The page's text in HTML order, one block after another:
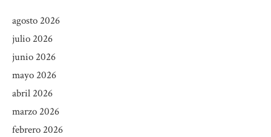
agosto 2026
julio 2026
junio 2026
mayo 2026
abril 2026
marzo 2026
febrero 2026